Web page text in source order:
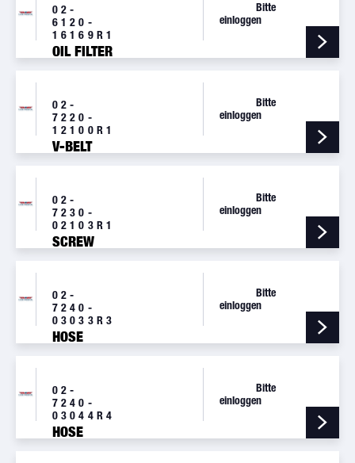
02-
6120-
16169R1
OIL FILTER
Bitte
einloggen
02-
7220-
12100R1
V-BELT
Bitte
einloggen
02-
7230-
02103R1
SCREW
Bitte
einloggen
02-
7240-
03033R3
HOSE
Bitte
einloggen
02-
7240-
03044R4
HOSE
Bitte
einloggen